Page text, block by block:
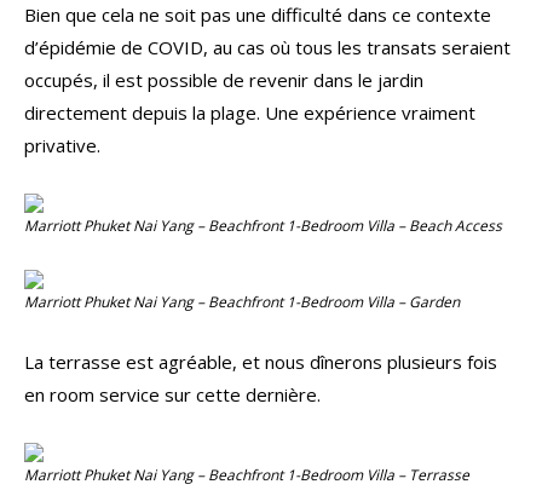
Bien que cela ne soit pas une difficulté dans ce contexte
d’épidémie de COVID, au cas où tous les transats seraient
occupés, il est possible de revenir dans le jardin
directement depuis la plage. Une expérience vraiment
privative.
Marriott Phuket Nai Yang – Beachfront 1-Bedroom Villa – Beach Access
Marriott Phuket Nai Yang – Beachfront 1-Bedroom Villa – Garden
La terrasse est agréable, et nous dînerons plusieurs fois
en room service sur cette dernière.
Marriott Phuket Nai Yang – Beachfront 1-Bedroom Villa – Terrasse